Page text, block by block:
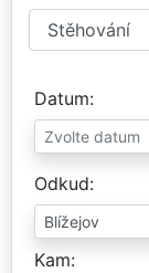
Datum
Odkud
Kam